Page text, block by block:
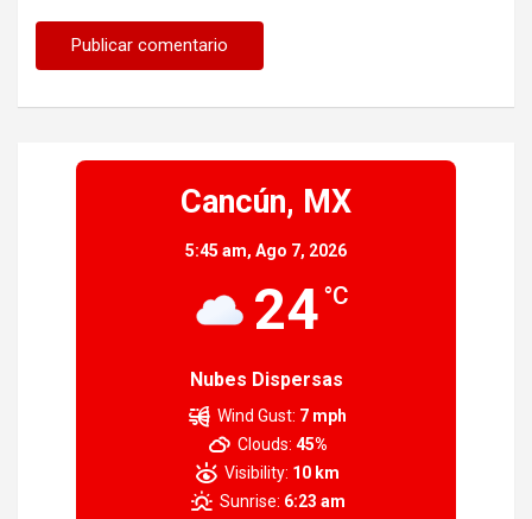
Cancún, MX
5:45 am, Ago 7, 2026
24 °C
Nubes Dispersas
Wind Gust: 7 mph
Clouds: 45%
Visibility: 10 km
Sunrise: 6:23 am